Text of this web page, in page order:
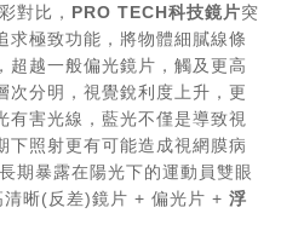
對比， PRO TECH科技鏡片突
求極致功能，將物體細膩線條
超越一般偏光鏡片，觸及更高
次分明，視覺銳利度上升，更
有害光線，藍光不僅是導致視
下照射更有可能造成視網膜病
期暴露在陽光下的運動員雙眼
清晰(反差)鏡片 + 偏光片 + 浮